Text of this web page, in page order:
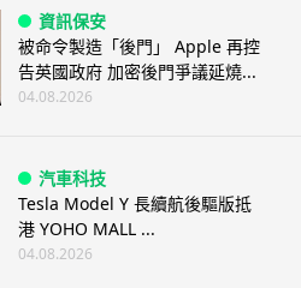
資訊保安
被命令製造「後門」 Apple 再控
告英國政府 加密後門爭議延燒...
04.08.2026
汽車科技
Tesla Model Y 長續航後驅版抵
港 YOHO MALL ...
04.08.2026